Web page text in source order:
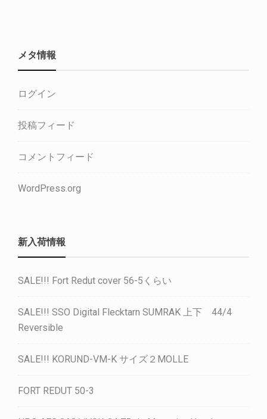
メタ情報
ログイン
投稿フィード
コメントフィード
WordPress.org
新入荷情報
SALE!!! Fort Redut cover 56-5くらい
SALE!!! SSO Digital Flecktarn SUMRAK 上下 44/4
Reversible
SALE!!! KORUND-VM-K サイズ２MOLLE
FORT REDUT 50-3